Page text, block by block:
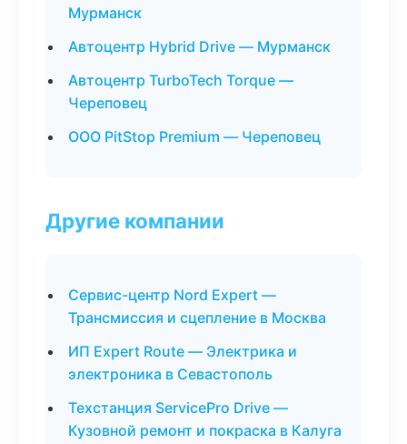
Мурманск
Автоцентр Hybrid Drive — Мурманск
Автоцентр TurboTech Torque —
Череповец
ООО PitStop Premium — Череповец
Другие компании
Сервис-центр Nord Expert —
Трансмиссия и сцепление в Москва
ИП Expert Route — Электрика и
электроника в Севастополь
Техстанция ServicePro Drive —
Кузовной ремонт и покраска в Калуга